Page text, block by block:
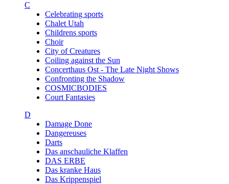
C
Celebrating sports
Chalet Utah
Childrens sports
Choir
City of Creatures
Coiling against the Sun
Concerthaus Ost - The Late Night Shows
Confronting the Shadow
COSMICBODIES
Court Fantasies
D
Damage Done
Dangereuses
Darts
Das anschauliche Klaffen
DAS ERBE
Das kranke Haus
Das Krippenspiel